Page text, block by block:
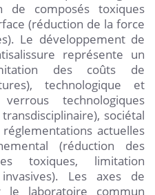
de composés toxiques
(réduction de la force
Le développement de
représente un
des coûts de
technologique et
technologiques
sociétal
actuelles
(réduction des
toxiques, limitation
invasives). Les axes de
le laboratoire commun